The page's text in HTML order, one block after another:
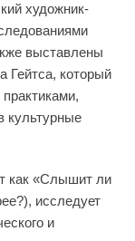
художник-
выставлены
Гейтса, который
культурные
как «Слышит ли
исследует
и